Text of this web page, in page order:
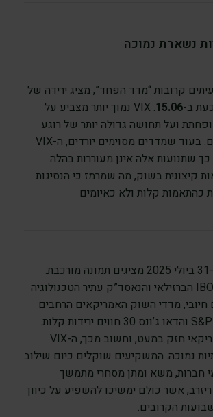
קרובות “מדד הפחד”, מציג ירידה של
ב-15.06
. VIX נמוך יותר מצביע על
ועל תחושה גדולה יותר של רוגע
בקרב המשקיעים. בעוד שמדדים מסוימים יורדים, ה-VIX
שתנועות אלה אינן מעוררות בהלה
קיצונית בשוק, מה שמרמז כי הנסיגות
כהתאמות קלות ולא כאיומים
שוקי אמריקה ב-31 ביולי 2025 מציגים תמונה מורכבת.
בעוד ה-IBOVESPA הברזילאי והנאסד”ק עתיר הטכנולוגיה
חיובי, מדדי השוק האמריקאים הרחבים
יותר כמו ה-S&P 500 והדאו ג’ונס 30 חווים ירידות קלות.
מדד הדולר האמריקאי חזק במעט, וחשוב מכך, ה-VIX
נמוכה. המשקיעים שוקלים כיום שילוב
חברות, משא ומתן מסחרי מתמשך
ריזרב, אשר כולם ימשיכו להשפיע על כיוון
הקרובים.